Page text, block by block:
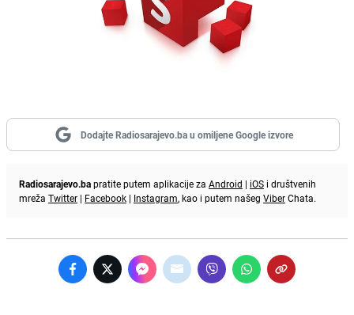
Dodajte Radiosarajevo.ba u omiljene Google izvore
Radiosarajevo.bapratite putem aplikacije za Android | iOS i društvenih
mreža Twitter | Facebook | Instagram, kao i putem našeg ViberChata.